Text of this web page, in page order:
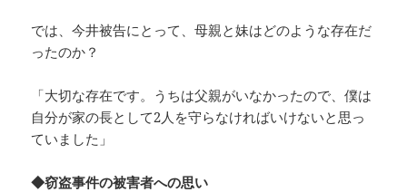
では、今井被告にとって、母親と妹はどのような存在だ
ったのか？
「大切な存在です。うちは父親がいなかったので、僕は
自分が家の長として2人を守らなければいけないと思っ
ていました」
◆窃盗事件の被害者への思い